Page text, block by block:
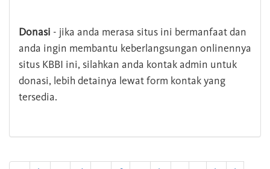
Donasi - jika anda merasa situs ini bermanfaat dan
anda ingin membantu keberlangsungan onlinennya
situs KBBI ini, silahkan anda kontak admin untuk
donasi, lebih detainya lewat form kontak yang
tersedia.